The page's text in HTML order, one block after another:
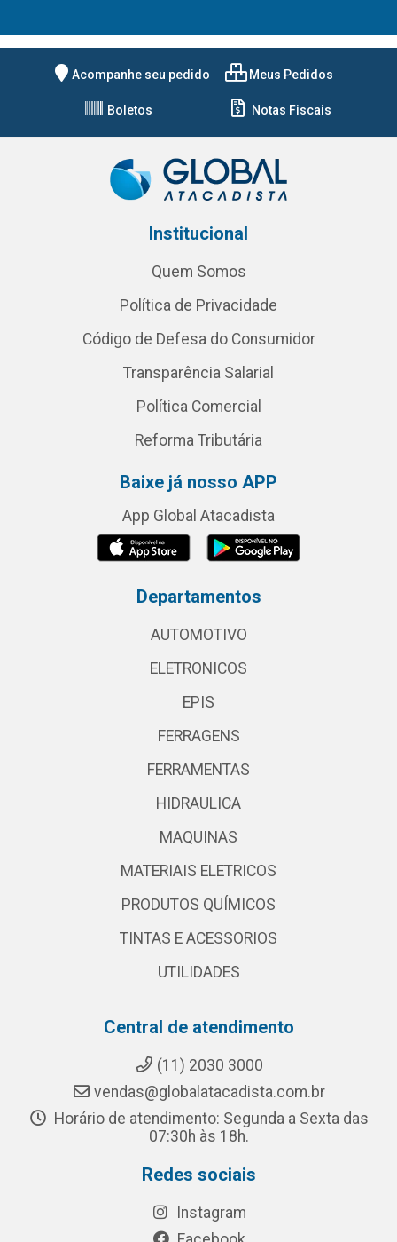
Acompanhe seu pedido Meus Pedidos
Boletos Notas Fiscais
Institucional
Quem Somos
Política de Privacidade
Código de Defesa do Consumidor
Transparência Salarial
Política Comercial
Reforma Tributária
Baixe já nosso APP
App Global Atacadista
Departamentos
AUTOMOTIVO
ELETRONICOS
EPIS
FERRAGENS
FERRAMENTAS
HIDRAULICA
MAQUINAS
MATERIAIS ELETRICOS
PRODUTOS QUÍMICOS
TINTAS E ACESSORIOS
UTILIDADES
Central de atendimento
(11) 2030 3000
vendas@globalatacadista.com.br
Horário de atendimento: Segunda a Sexta das
07:30h às 18h.
Redes sociais
Instagram